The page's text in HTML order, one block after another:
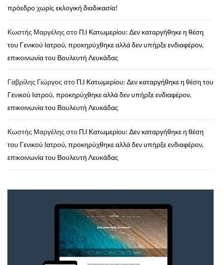
πρόεδρο χωρίς εκλογική διαδικασία!
Κωστής Μαργέλης στο Π.Ι Κατωμερίου: Δεν καταργήθηκε η θέση
του Γενικού Ιατρού, προκηρύχθηκε αλλά δεν υπήρξε ενδιαφέρον,
επικοινωνία του Βουλευτή Λευκάδας
Γαβρίλης Γιώργος στο Π.Ι Κατωμερίου: Δεν καταργήθηκε η θέση του
Γενικού Ιατρού, προκηρύχθηκε αλλά δεν υπήρξε ενδιαφέρον,
επικοινωνία του Βουλευτή Λευκάδας
Κωστής Μαργέλης στο Π.Ι Κατωμερίου: Δεν καταργήθηκε η θέση
του Γενικού Ιατρού, προκηρύχθηκε αλλά δεν υπήρξε ενδιαφέρον,
επικοινωνία του Βουλευτή Λευκάδας